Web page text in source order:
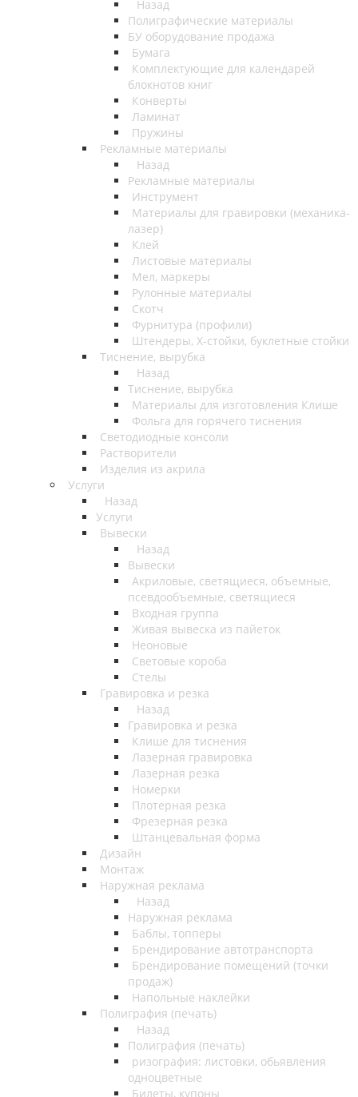
Назад
Полиграфические материалы
БУ оборудование продажа
Бумага
Комплектующие для календарей
блокнотов книг
Конверты
Ламинат
Пружины
Рекламные материалы
Назад
Рекламные материалы
Инструмент
Материалы для гравировки (механика-
лазер)
Клей
Листовые материалы
Мел, маркеры
Рулонные материалы
Скотч
Фурнитура (профили)
Штендеры, Х-стойки, буклетные стойки
Тиснение, вырубка
Назад
Тиснение, вырубка
Материалы для изготовления Клише
Фольга для горячего тиснения
Светодиодные консоли
Растворители
Изделия из акрила
Услуги
Назад
Услуги
Вывески
Назад
Вывески
Акриловые, светящиеся, объемные,
псевдообъемные, светящиеся
Входная группа
Живая вывеска из пайеток
Неоновые
Световые короба
Стелы
Гравировка и резка
Назад
Гравировка и резка
Клише для тиснения
Лазерная гравировка
Лазерная резка
Номерки
Плотерная резка
Фрезерная резка
Штанцевальная форма
Дизайн
Монтаж
Наружная реклама
Назад
Наружная реклама
Баблы, топперы
Брендирование автотранспорта
Брендирование помещений (точки
продаж)
Напольные наклейки
Полиграфия (печать)
Назад
Полиграфия (печать)
ризография: листовки, обьявления
одноцветные
Билеты, купоны